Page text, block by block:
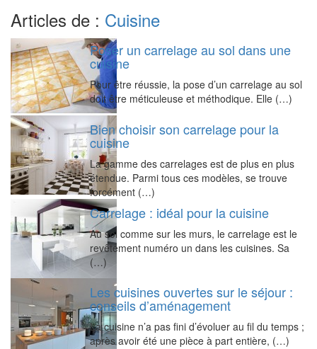
Articles de : Cuisine
Poser un carrelage au sol dans une
cuisine
Pour être réussie, la pose d’un carrelage au sol
doit être méticuleuse et méthodique. Elle (…)
Bien choisir son carrelage pour la
cuisine
La gamme des carrelages est de plus en plus
étendue. Parmi tous ces modèles, se trouve
forcément (…)
Carrelage : idéal pour la cuisine
Au sol comme sur les murs, le carrelage est le
revêtement numéro un dans les cuisines. Sa
(…)
Les cuisines ouvertes sur le séjour :
conseils d’aménagement
La cuisine n’a pas fini d’évoluer au fil du temps ;
après avoir été une pièce à part entière, (…)